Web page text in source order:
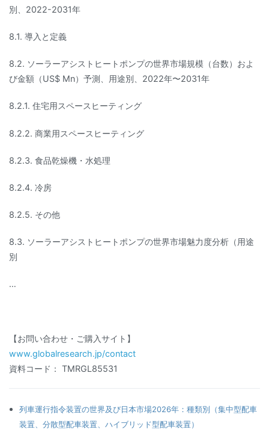
別、2022-2031年
8.1. 導入と定義
8.2. ソーラーアシストヒートポンプの世界市場規模（台数）およ
び金額（US$ Mn）予測、用途別、2022年〜2031年
8.2.1. 住宅用スペースヒーティング
8.2.2. 商業用スペースヒーティング
8.2.3. 食品乾燥機・水処理
8.2.4. 冷房
8.2.5. その他
8.3. ソーラーアシストヒートポンプの世界市場魅力度分析（用途
別
…
【お問い合わせ・ご購入サイト】
www.globalresearch.jp/contact
資料コード： TMRGL85531
列車運行指令装置の世界及び日本市場2026年：種類別（集中型配車
装置、分散型配車装置、ハイブリッド型配車装置）